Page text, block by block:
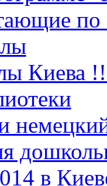
по
Киева
в